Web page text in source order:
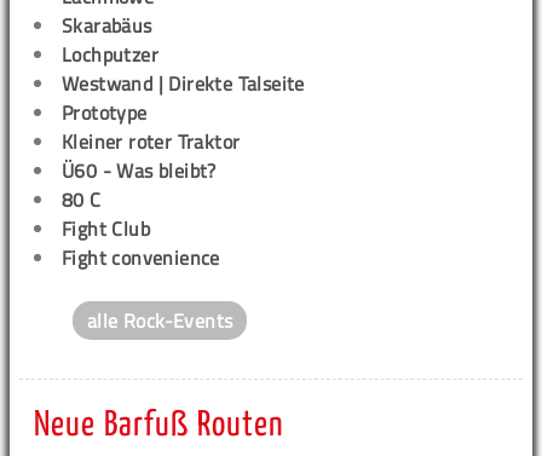
Skarabäus
Lochputzer
Westwand | Direkte Talseite
Prototype
Kleiner roter Traktor
Ü60 - Was bleibt?
80 C
Fight Club
Fight convenience
alle Rock-Events
Neue Barfuß Routen